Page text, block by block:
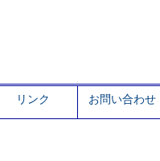
リンク お問い合わせ